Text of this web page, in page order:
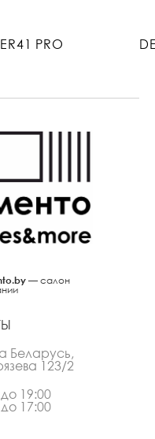
PRO
— салон
Беларусь,
123/2
19:00
17:00